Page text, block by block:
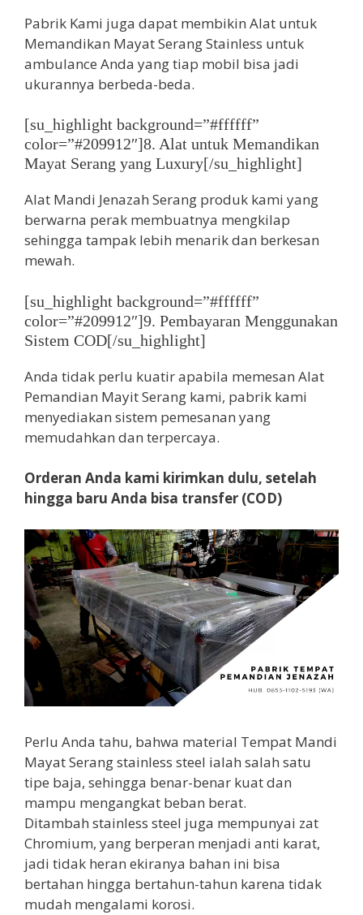
Pabrik Kami juga dapat membikin Alat untuk
Memandikan Mayat Serang Stainless untuk
ambulance Anda yang tiap mobil bisa jadi
ukurannya berbeda-beda.
[su_highlight background=”#ffffff”
color=”#209912″]8. Alat untuk Memandikan
Mayat Serang yang Luxury[/su_highlight]
Alat Mandi Jenazah Serang produk kami yang
berwarna perak membuatnya mengkilap
sehingga tampak lebih menarik dan berkesan
mewah.
[su_highlight background=”#ffffff”
color=”#209912″]9. Pembayaran Menggunakan
Sistem COD[/su_highlight]
Anda tidak perlu kuatir apabila memesan Alat
Pemandian Mayit Serang kami, pabrik kami
menyediakan sistem pemesanan yang
memudahkan dan terpercaya.
Orderan Anda kami kirimkan dulu, setelah
hingga baru Anda bisa transfer (COD)
Perlu Anda tahu, bahwa material Tempat Mandi
Mayat Serang stainless steel ialah salah satu
tipe baja, sehingga benar-benar kuat dan
mampu mengangkat beban berat.
Ditambah stainless steel juga mempunyai zat
Chromium, yang berperan menjadi anti karat,
jadi tidak heran ekiranya bahan ini bisa
bertahan hingga bertahun-tahun karena tidak
mudah mengalami korosi.